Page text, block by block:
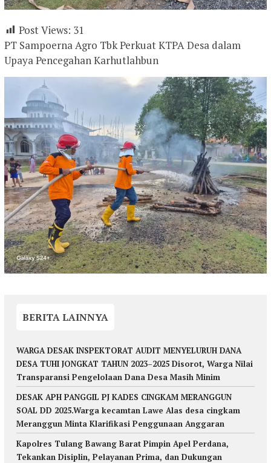
Post Views: 31
PT Sampoerna Agro Tbk Perkuat KTPA Desa dalam
Upaya Pencegahan Karhutlahbun
BERITA LAINNYA
WARGA DESAK INSPEKTORAT AUDIT MENYELURUH DANA
DESA TUHI JONGKAT TAHUN 2023–2025 Disorot, Warga Nilai
Transparansi Pengelolaan Dana Desa Masih Minim
DESAK APH PANGGIL PJ KADES CINGKAM MERANGGUN
SOAL DD 2025.Warga kecamtan Lawe Alas desa cingkam
Meranggun Minta Klarifikasi Penggunaan Anggaran
Kapolres Tulang Bawang Barat Pimpin Apel Perdana,
Tekankan Disiplin, Pelayanan Prima, dan Dukungan